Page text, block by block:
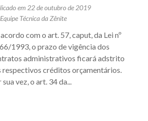
em 22 de outubro de 2019
Técnica da Zênite
com o art. 57, caput, da Lei nº
1993, o prazo de vigência dos
administrativos ficará adstrito
respectivos créditos orçamentários.
sua vez, o art. 34 da...